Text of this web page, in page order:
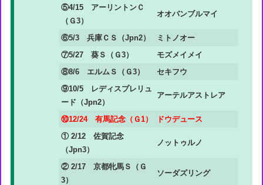
⑤4/15 アーリントンＣ
（Ｇ3）
オオバンブルマイ
⑥5/3 兵庫ＣＳ（Jpn2）
ミトノオー
⑦5/27 葵Ｓ（Ｇ3）
モズメイメイ
⑧8/6 エルムＳ（Ｇ3）
セキフウ
⑨10/5 レディスプレリュ
ード（Jpn2）
アーテルアストレア
⑩12/24 有馬記念（Ｇ1）
ドウデュース
① 2/12 佐賀記念
（Jpn3）
ノットゥルノ
② 2/17 京都牝馬Ｓ（Ｇ
3）
ソーダズリング